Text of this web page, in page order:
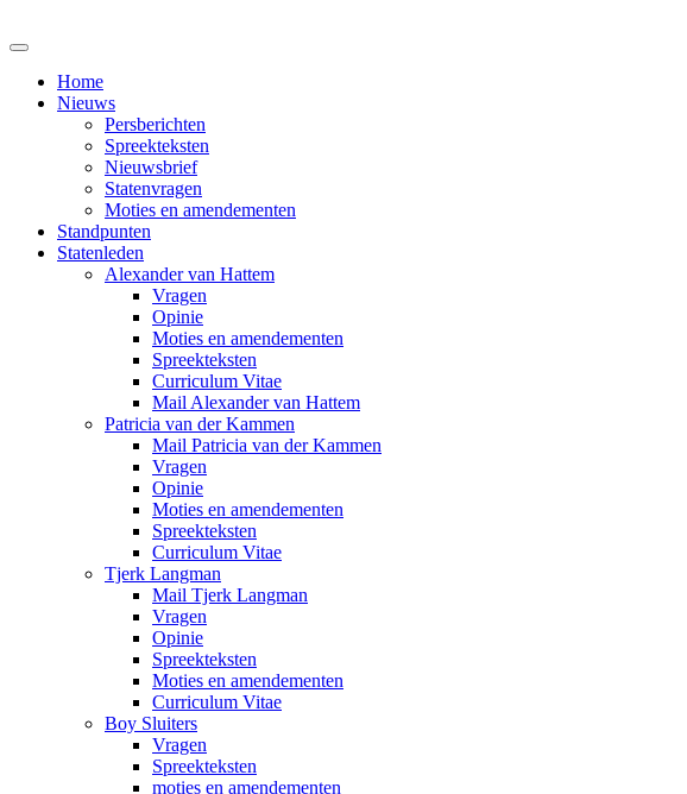
Home
Nieuws
Persberichten
Spreekteksten
Nieuwsbrief
Statenvragen
Moties en amendementen
Standpunten
Statenleden
Alexander van Hattem
Vragen
Opinie
Moties en amendementen
Spreekteksten
Curriculum Vitae
Mail Alexander van Hattem
Patricia van der Kammen
Mail Patricia van der Kammen
Vragen
Opinie
Moties en amendementen
Spreekteksten
Curriculum Vitae
Tjerk Langman
Mail Tjerk Langman
Vragen
Opinie
Spreekteksten
Moties en amendementen
Curriculum Vitae
Boy Sluiters
Vragen
Spreekteksten
moties en amendementen